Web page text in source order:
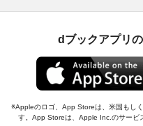
dブックアプリ
Appleのロゴ、App Storeは、米国もし
す。App Storeは、Apple Inc.のサービ